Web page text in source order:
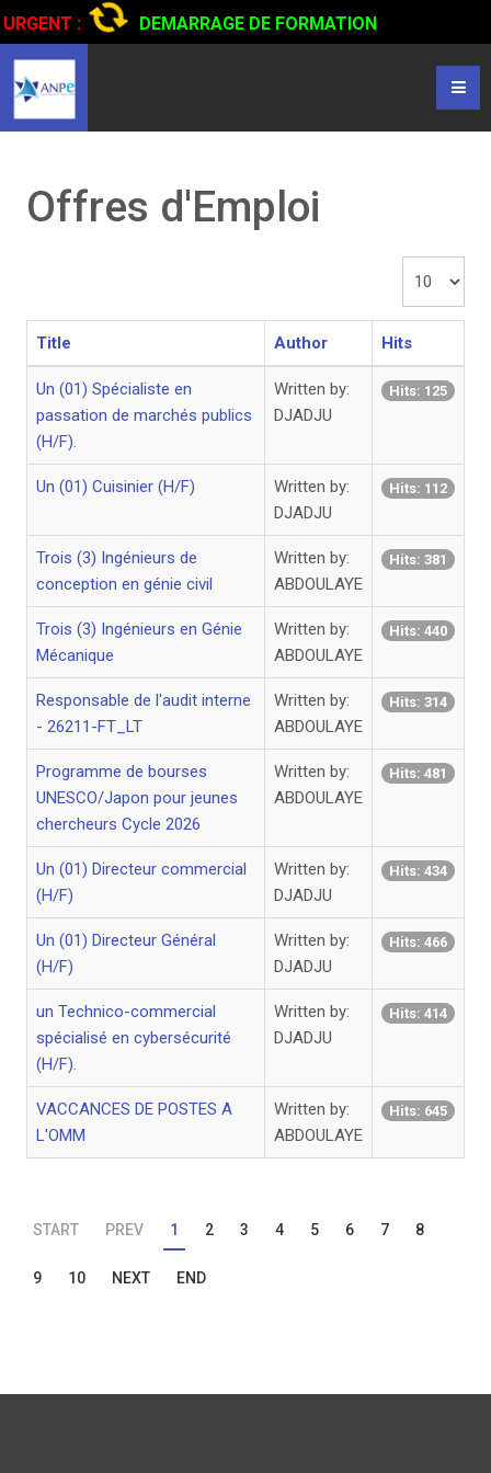
URGENT :
DEMARRAGE DE FORMATION
CERTIFIANTE EN CONDUITE DE CAMIONS...CLIQUER POUR
LIRE
Offres d'Emploi
Title Author Hits
Un (01) Spécialiste en
passation de marchés publics
(H/F).
Written by:
DJADJU
Hits: 125
Un (01) Cuisinier (H/F)
Written by:
DJADJU
Hits: 112
Trois (3) Ingénieurs de
conception en génie civil
Written by:
ABDOULAYE
Hits: 381
Trois (3) Ingénieurs en Génie
Mécanique
Written by:
ABDOULAYE
Hits: 440
Responsable de l'audit interne
- 26211-FT_LT
Written by:
ABDOULAYE
Hits: 314
Programme de bourses
UNESCO/Japon pour jeunes
chercheurs Cycle 2026
Written by:
ABDOULAYE
Hits: 481
Un (01) Directeur commercial
(H/F)
Written by:
DJADJU
Hits: 434
Un (01) Directeur Général
(H/F)
Written by:
DJADJU
Hits: 466
un Technico-commercial
spécialisé en cybersécurité
(H/F).
Written by:
DJADJU
Hits: 414
VACCANCES DE POSTES A
L'OMM
Written by:
ABDOULAYE
Hits: 645
START PREV 1 2 3 4 5 6 7 8
9 10 NEXT END